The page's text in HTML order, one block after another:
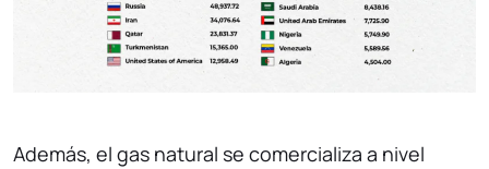
Además, el gas natural se comercializa a nivel